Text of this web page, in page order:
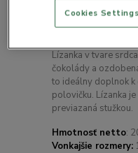
Opis produktu
Lízanka v tvare
čokolády a
to ideálny doplnok k
polovičku. Lízanka
previazaná stužkou.
Hmotnosť netto:
Vonkajšie rozmery:
Cookies Settings